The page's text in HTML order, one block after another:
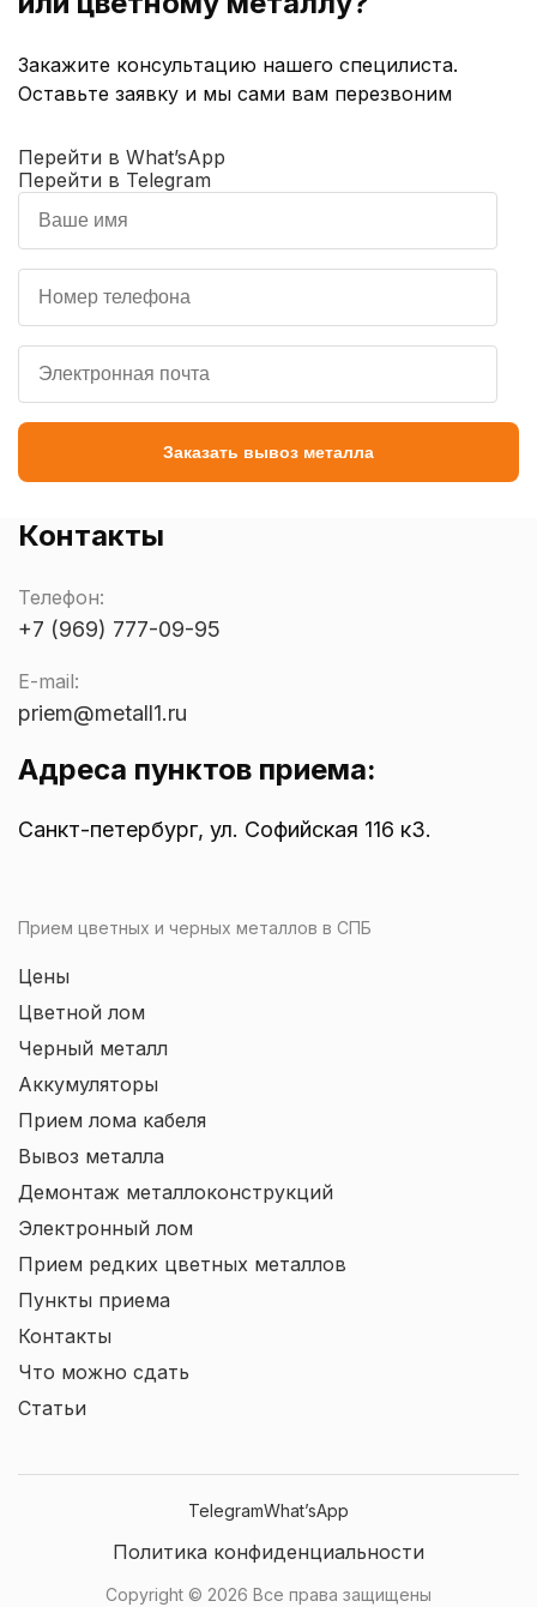
Закажите консультацию нашего специлиста.
Оставьте заявку и мы сами вам перезвоним
Перейти в What’sApp
Перейти в Telegram
Заказать вывоз металла
Контакты
Телефон:
+7 (969) 777-09-95
E-mail:
priem@metall1.ru
Адреса пунктов приема:
Санкт-петербург, ул. Софийская 116 к3.
Цены
Цветной лом
Черный металл
Аккумуляторы
Прием лома кабеля
Вывоз металла
Демонтаж металлоконструкций
Электронный лом
Прием редких цветных металлов
Пункты приема
Контакты
Что можно сдать
Статьи
Прием цветных и черных металлов в СПБ
TelegramWhat’sApp
Политика конфиденциальности
Copyright © 2026 Все права защищены